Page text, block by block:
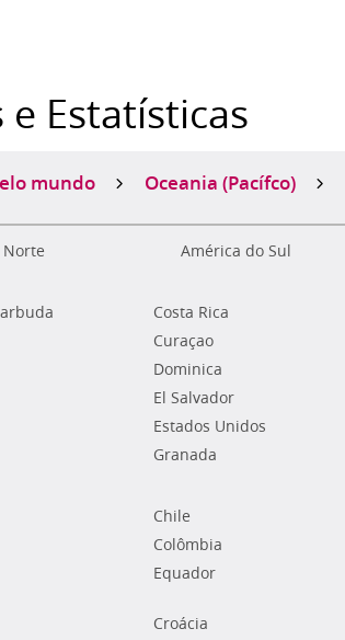
e Estatísticas
mundo Oceania (Pacífco)
América do Sul
Costa Rica
Curaçao
Dominica
El Salvador
Estados Unidos
Granada
Chile
Colômbia
Equador
Croácia